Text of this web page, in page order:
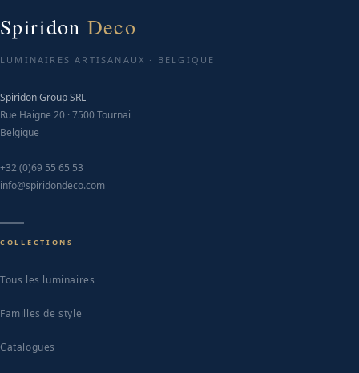
Spiridon Deco
LUMINAIRES ARTISANAUX · BELGIQUE
Spiridon Group SRL
Rue Haigne 20 · 7500 Tournai
Belgique
+32 (0)69 55 65 53
info@spiridondeco.com
COLLECTIONS
Tous les luminaires
Familles de style
Catalogues